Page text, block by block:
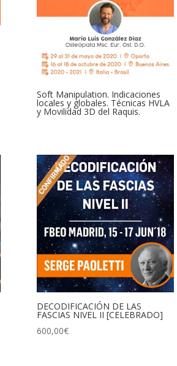
Soft Manipulation. Indicaciones
locales y globales. Técnicas HVLA
y Movilidad 3D del Raquis.
DECODIFICACIÓN DE LAS
FASCIAS NIVEL II [CELEBRADO]
600,00€